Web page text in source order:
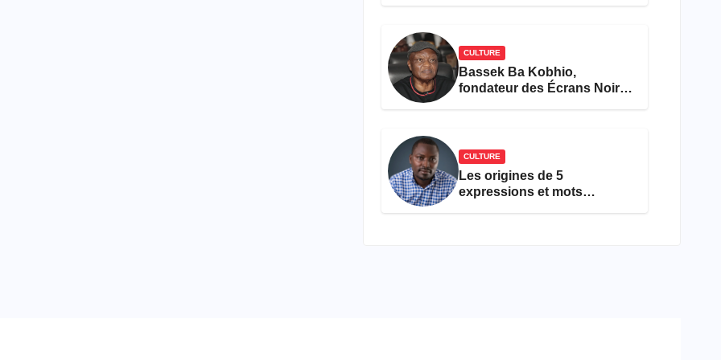
CULTURE
Bassek Ba Kobhio,
fondateur des Écrans Noirs,
CULTURE
Les origines de 5
expressions et mots